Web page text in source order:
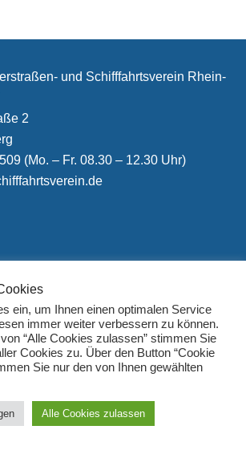
und Schifffahrtsverein Rhein-
2
(Mo. – Fr. 08.30 – 12.30 Uhr)
ein, um Ihnen einen optimalen Service
immer weiter verbessern zu können.
“Alle Cookies zulassen” stimmen Sie
Cookies zu. Über den Button “Cookie
Sie nur den von Ihnen gewählten
Alle Cookies zulassen